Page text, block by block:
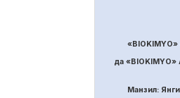
да
Манзил: